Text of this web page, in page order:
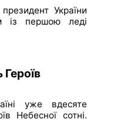
України
із першою леді
Героїв
уже вдесяте
Небесної сотні.